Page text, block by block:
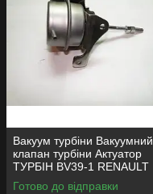
Вакуум турбіни Вакуумний
клапан турбіни Актуатор
ТУРБІН BV39-1 RENAULT
1.5D
Готово до відправки